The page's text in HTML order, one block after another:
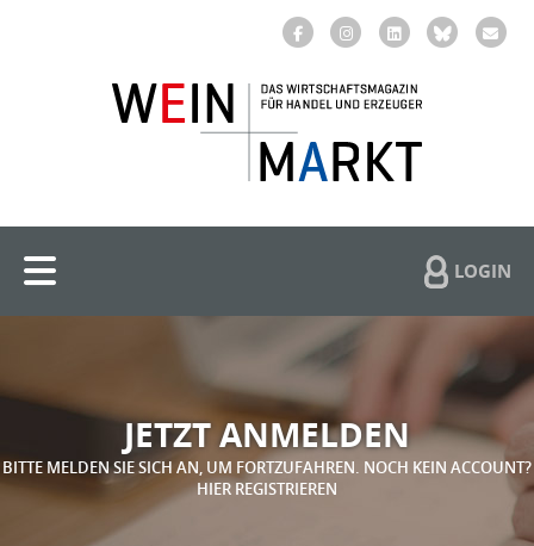
LOGIN
JETZT ANMELDEN
BITTE MELDEN SIE SICH AN, UM FORTZUFAHREN. NOCH KEIN ACCOUNT?
HIER REGISTRIEREN